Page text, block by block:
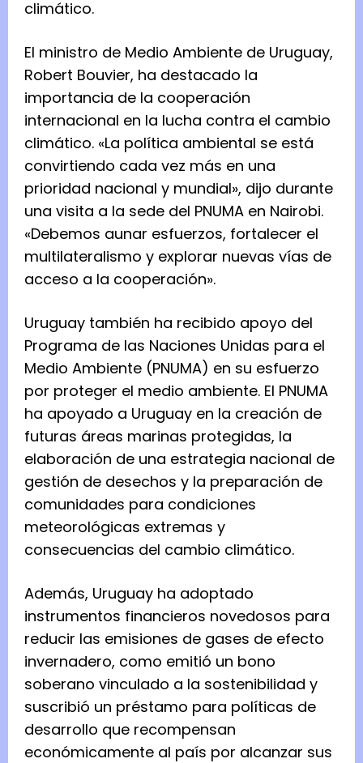
climático.
El ministro de Medio Ambiente de Uruguay,
Robert Bouvier, ha destacado la
importancia de la cooperación
internacional en la lucha contra el cambio
climático. «La política ambiental se está
convirtiendo cada vez más en una
prioridad nacional y mundial», dijo durante
una visita a la sede del PNUMA en Nairobi.
«Debemos aunar esfuerzos, fortalecer el
multilateralismo y explorar nuevas vías de
acceso a la cooperación».
Uruguay también ha recibido apoyo del
Programa de las Naciones Unidas para el
Medio Ambiente (PNUMA) en su esfuerzo
por proteger el medio ambiente. El PNUMA
ha apoyado a Uruguay en la creación de
futuras áreas marinas protegidas, la
elaboración de una estrategia nacional de
gestión de desechos y la preparación de
comunidades para condiciones
meteorológicas extremas y
consecuencias del cambio climático.
Además, Uruguay ha adoptado
instrumentos financieros novedosos para
reducir las emisiones de gases de efecto
invernadero, como emitió un bono
soberano vinculado a la sostenibilidad y
suscribió un préstamo para políticas de
desarrollo que recompensan
económicamente al país por alcanzar sus